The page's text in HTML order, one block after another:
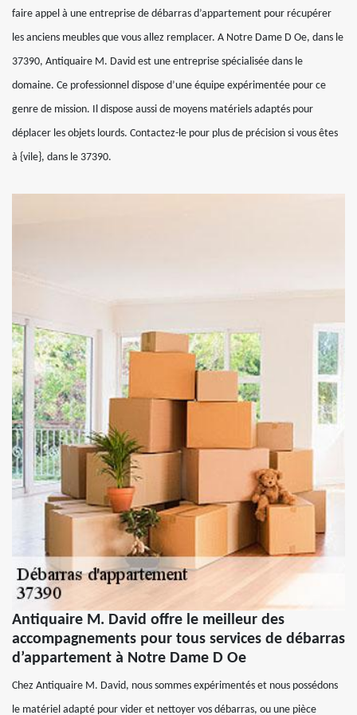
faire appel à une entreprise de débarras d’appartement pour récupérer
les anciens meubles que vous allez remplacer. A Notre Dame D Oe, dans le
37390, Antiquaire M. David est une entreprise spécialisée dans le
domaine. Ce professionnel dispose d’une équipe expérimentée pour ce
genre de mission. Il dispose aussi de moyens matériels adaptés pour
déplacer les objets lourds. Contactez-le pour plus de précision si vous êtes
à {vile}, dans le 37390.
Antiquaire M. David offre le meilleur des
accompagnements pour tous services de débarras
d’appartement à Notre Dame D Oe
Chez Antiquaire M. David, nous sommes expérimentés et nous possédons
le matériel adapté pour vider et nettoyer vos débarras, ou une pièce